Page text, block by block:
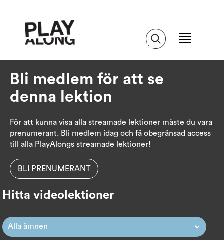
Bli medlem för att se
denna lektion
För att kunna visa alla streamade lektioner måste du vara
prenumerant. Bli medlem idag och få obegränsad access
till alla PlayAlongs streamade lektioner!
BLI PRENUMERANT
Hitta videolektioner